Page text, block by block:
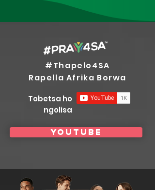
#Thapelo4SA
Rapella Afrika Borwa
Tobetsa ho
ngolisa
youtube